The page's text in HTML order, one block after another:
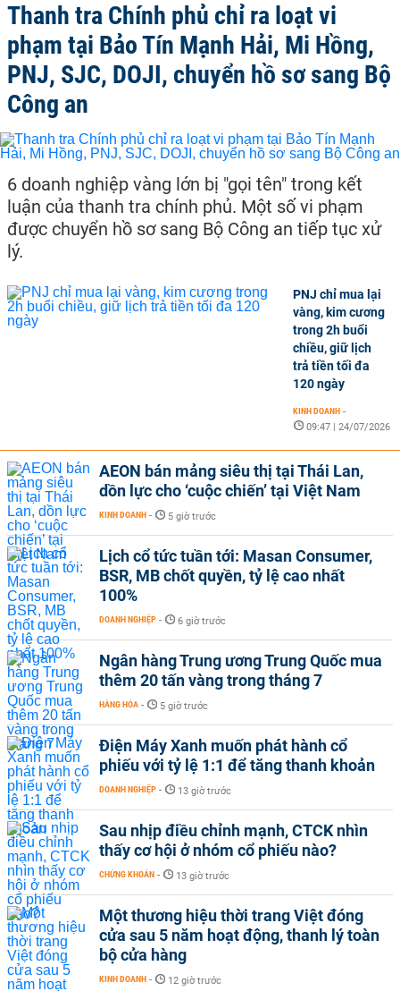
Thanh tra Chính phủ chỉ ra loạt vi
phạm tại Bảo Tín Mạnh Hải, Mi Hồng,
PNJ, SJC, DOJI, chuyển hồ sơ sang Bộ
Công an
6 doanh nghiệp vàng lớn bị "gọi tên" trong kết
luận của thanh tra chính phủ. Một số vi phạm
được chuyển hồ sơ sang Bộ Công an tiếp tục xử
lý.
PNJ chỉ mua lại
vàng, kim cương
trong 2h buổi
chiều, giữ lịch
trả tiền tối đa
120 ngày
KINH DOANH -
09:47 | 24/07/2026
AEON bán mảng siêu thị tại Thái Lan,
dồn lực cho ‘cuộc chiến’ tại Việt Nam
KINH DOANH - 5 giờ trước
Lịch cổ tức tuần tới: Masan Consumer,
BSR, MB chốt quyền, tỷ lệ cao nhất
100%
DOANH NGHIỆP - 6 giờ trước
Ngân hàng Trung ương Trung Quốc mua
thêm 20 tấn vàng trong tháng 7
HÀNG HÓA - 5 giờ trước
Điện Máy Xanh muốn phát hành cổ
phiếu với tỷ lệ 1:1 để tăng thanh khoản
DOANH NGHIỆP - 13 giờ trước
Sau nhịp điều chỉnh mạnh, CTCK nhìn
thấy cơ hội ở nhóm cổ phiếu nào?
CHỨNG KHOÁN - 13 giờ trước
Một thương hiệu thời trang Việt đóng
cửa sau 5 năm hoạt động, thanh lý toàn
bộ cửa hàng
KINH DOANH - 12 giờ trước